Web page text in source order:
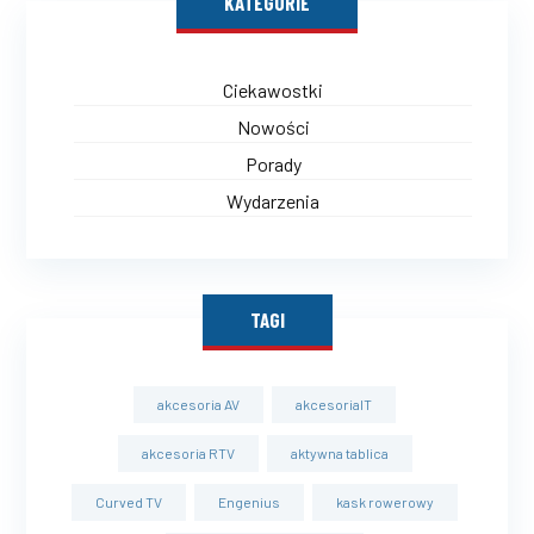
Ciekawostki
Nowości
Porady
Wydarzenia
TAGI
akcesoria AV akcesoriaIT
akcesoria RTV aktywna tablica
Curved TV Engenius kask rowerowy